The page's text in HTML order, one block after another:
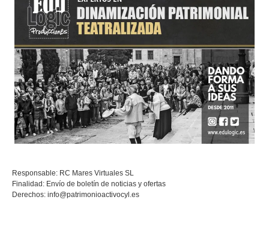
Responsable: RC Mares Virtuales SL
Finalidad: Envío de boletín de noticias y ofertas
Derechos: info@patrimonioactivocyl.es